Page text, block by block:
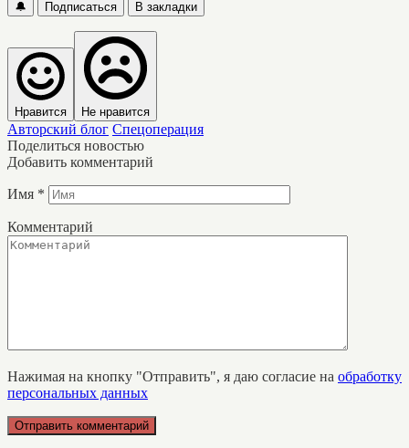
🔔 Подписаться В закладки
Нравится Не нравится
Авторский блог Спецоперация
Поделиться новостью
Добавить комментарий
Имя *
Комментарий
Нажимая на кнопку "Отправить", я даю согласие на обработку
персональных данных